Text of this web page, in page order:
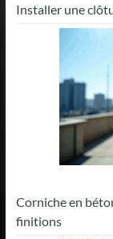
Installer une
Corniche en
finitions